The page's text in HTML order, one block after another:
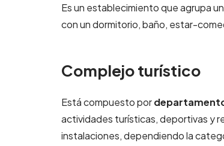
Es un establecimiento que agrupa
con un dormitorio, baño, estar-
Complejo turístico
Está compuesto por
actividades turísticas, deportivas y
instalaciones, dependiendo la